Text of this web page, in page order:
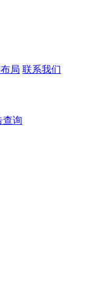
局 联系我们
查询